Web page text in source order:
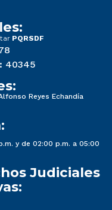
PQRSDF
40345
Reyes Echandía
y de 02:00 p.m. a 05:00
Judiciales